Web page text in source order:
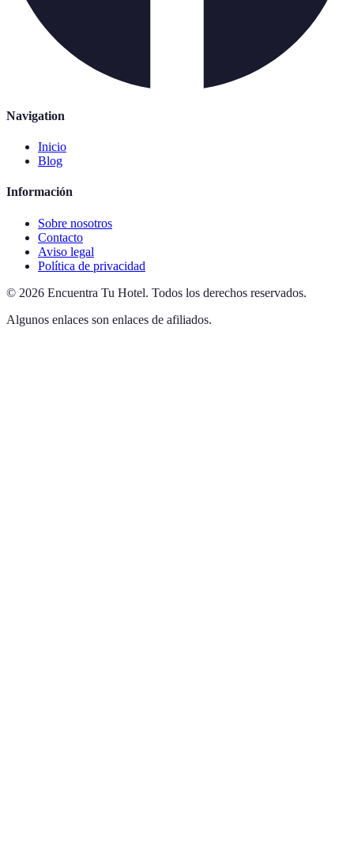
Navigation
Inicio
Blog
Información
Sobre nosotros
Contacto
Aviso legal
Política de privacidad
© 2026 Encuentra Tu Hotel. Todos los derechos reservados.
Algunos enlaces son enlaces de afiliados.